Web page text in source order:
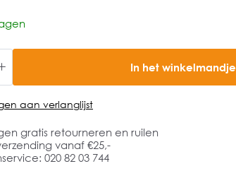
In het winkelmandje
aan verlanglijst
gratis retourneren en ruilen
vanaf €25,-
020 82 03 744